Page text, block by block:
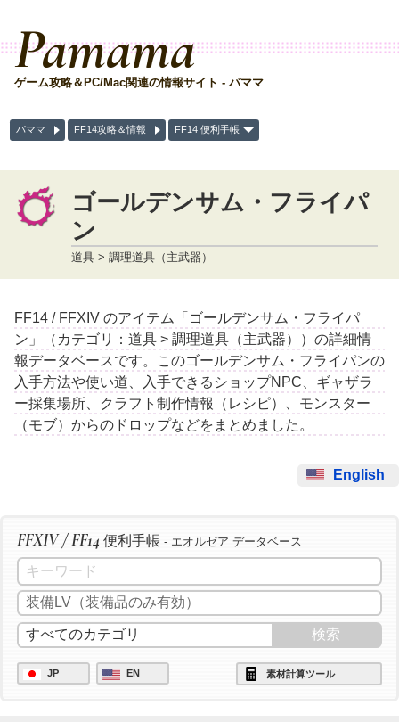
Pamama
ゲーム攻略＆PC/Mac関連の情報サイト - パママ
パママ FF14攻略＆情報 FF14 便利手帳
ゴールデンサム・フライパ
ン
道具 > 調理道具（主武器）
FF14 / FFXIV のアイテム「ゴールデンサム・フライパ
ン」（カテゴリ：道具 > 調理道具（主武器））の詳細情
報データベースです。このゴールデンサム・フライパンの
入手方法や使い道、入手できるショップNPC、ギャザラ
ー採集場所、クラフト制作情報（レシピ）、モンスター
（モブ）からのドロップなどをまとめました。
English
FFXIV / FF14 便利手帳 - エオルゼア データベース
JP EN 素材計算ツール